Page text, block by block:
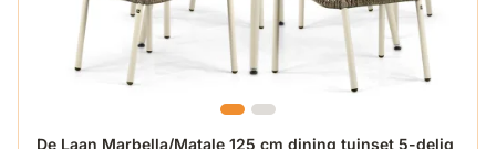
De Laan Marbella/Matale 125 cm dining tuinset 5-delig